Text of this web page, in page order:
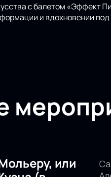
с балетом «Эффект
и вдохновении
или